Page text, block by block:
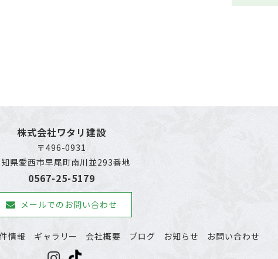
株式会社ワタリ建設
〒496-0931
県愛西市早尾町南川並293番地
0567-25-5179
メールでのお問い合わせ
情報 ギャラリー 会社概要 ブログ お知らせ お問い合わせ